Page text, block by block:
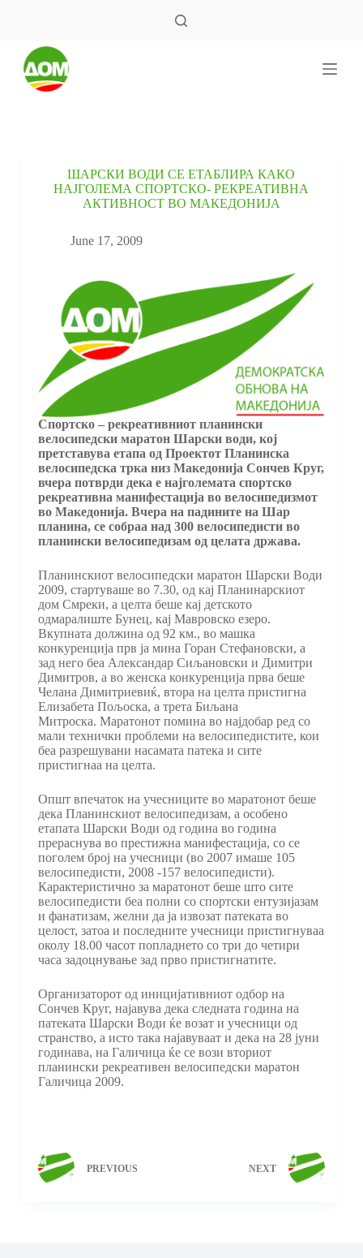
ШАРСКИ ВОДИ СЕ ЕТАБЛИРА КАКО
НАЈГОЛЕМА СПОРТСКО- РЕКРЕАТИВНА
АКТИВНОСТ ВО МАКЕДОНИЈА
June 17, 2009
Спортско – рекреативниот планински
велосипедски маратон Шарски води, кој
претставува етапа од Проектот Планинска
велосипедска трка низ Македонија Сончев Круг,
вчера потврди дека е најголемата спортско
рекреативна манифестација во велосипедизмот
во Македонија. Вчера на падините на Шар
планина, се собраа над 300 велосипедисти во
планински велосипедизам од целата држава.
Планинскиот велосипедски маратон Шарски Води
2009, стартуваше во 7.30, од кај Планинарскиот
дом Смреки, а целта беше кај детското
одмаралиште Бунец, кај Мавровско езеро.
Вкупната должина од 92 км., во машка
конкуренција прв ја мина Горан Стефановски, а
зад него беа Александар Сиљановски и Димитри
Димитров, а во женска конкуренција прва беше
Челана Димитриевиќ, втора на целта пристигна
Елизабета Пољоска, а трета Биљана
Митроска. Маратонот помина во најдобар ред со
мали технички проблеми на велосипедистите, кои
беа разрешувани насамата патека и сите
пристигнаа на целта.
Општ впечаток на учесниците во маратонот беше
дека Планинскиот велосипедизам, а особено
етапата Шарски Води од година во година
прераснува во престижна манифестација, со се
поголем број на учесници (во 2007 имаше 105
велосипедисти, 2008 -157 велосипедисти).
Карактеристично за маратонот беше што сите
велосипедисти беа полни со спортски ентузијазам
и фанатизам, желни да ја извозат патеката во
целост, затоа и последните учесници пристигнуваа
околу 18.00 часот попладнето со три до четири
часа задоцнување зад прво пристигнатите.
Организаторот од иницијативниот одбор на
Сончев Круг, најавува дека следната година на
патеката Шарски Води ќе возат и учесници од
странство, а исто така најавуваат и дека на 28 јуни
годинава, на Галичица ќе се вози вториот
планински рекреативен велосипедски маратон
Галичица 2009.
PREVIOUS NEXT